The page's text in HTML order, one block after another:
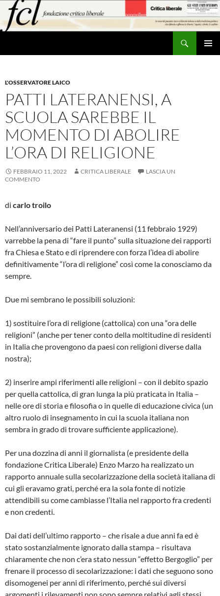
contenuto
L'OSSERVATORE LAICO
PATTI LATERANENSI, A
SCUOLA SAREBBE IL
MOMENTO DI ABOLIRE
L’ORA DI RELIGIONE
FEBBRAIO 11, 2022 CRITICA LIBERALE
LASCIA UN
COMMENTO
di carlo troilo
Nell’anniversario dei Patti Lateranensi (11 febbraio 1929)
varrebbe la pena di “fare il punto” sulla situazione dei rapporti
fra Chiesa e Stato e di riprendere con forza l’idea di abolire
definitivamente “l’ora di religione” così come la conosciamo da
sempre.
Due mi sembrano le possibili soluzioni:
1) sostituire l’ora di religione (cattolica) con una “ora delle
religioni” (anche per tener conto della moltitudine di residenti
in Italia che provengono da paesi con religioni diverse dalla
nostra);
2) inserire ampi riferimenti alle religioni – con il debito spazio
per quella cattolica, di gran lunga la più praticata in Italia –
nelle ore di storia e filosofia o in quelle di educazione civica (un
altro ruolo di insegnamento in cui la scuola italiana non
sembra in grado di trovare sufficiente applicazione).
Per una dozzina di anni il giornalista (e presidente della
fondazione Critica Liberale) Enzo Marzo ha realizzato un
rapporto annuale sulla secolarizzazione della società italiana di
cui gli eravamo grati, perché era la sola fonte di notizie
attendibili su come cambiasse l’Italia nel rapporto fra credenti
e non credenti.
Dai dati dell’ultimo rapporto – che risale a due anni fa ed è
stato sostanzialmente ignorato dalla stampa – risultava
chiaramente che non c’era stato nessun “effetto Bergoglio” per
frenare il processo di secolarizzazione: i dati che seguono sono
disomogenei per anni di riferimento, perché sui diversi
argomenti i rilevamenti non sono sempre relativi agli stessi